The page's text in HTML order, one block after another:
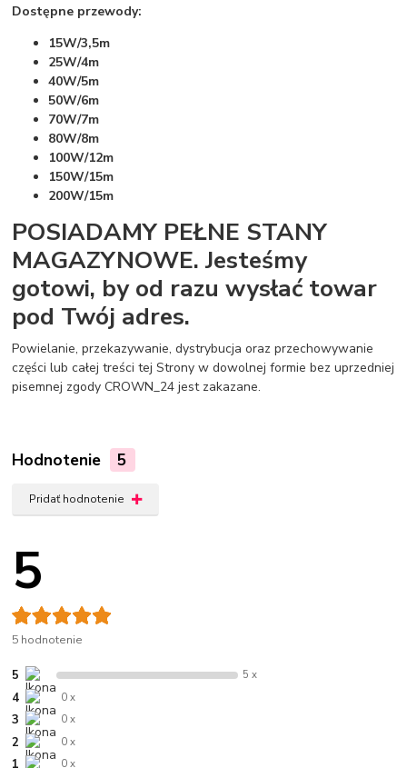
Dostępne przewody:
15W/3,5m
25W/4m
40W/5m
50W/6m
70W/7m
80W/8m
100W/12m
150W/15m
200W/15m
POSIADAMY PEŁNE STANY
MAGAZYNOWE. Jesteśmy
gotowi, by od razu wysłać towar
pod Twój adres.
Powielanie, przekazywanie, dystrybucja oraz przechowywanie
części lub całej treści tej Strony w dowolnej formie bez uprzedniej
pisemnej zgody CROWN_24 jest zakazane.
Hodnotenie 5
Pridať hodnotenie
5
5 hodnotenie
5 5 x
4 0 x
3 0 x
2 0 x
1 0 x